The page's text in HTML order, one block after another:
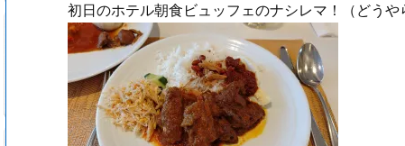
初日のホテル朝食ビュッフェのナシレマ！（どう